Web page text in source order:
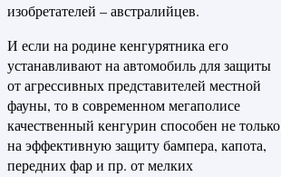
изобретателей – австралийцев.
И если на родине кенгурятника его
устанавливают на автомобиль для защиты
от агрессивных представителей местной
фауны, то в современном мегаполисе
качественный кенгурин способен не только
на эффективную защиту бампера, капота,
передних фар и пр. от мелких